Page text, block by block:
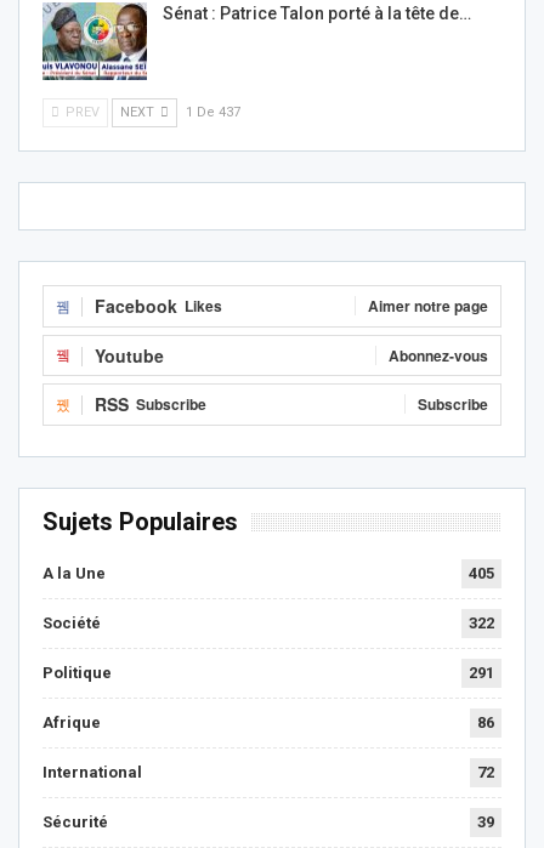
Sénat : Patrice Talon porté à la tête de…
PREV NEXT 1 De 437
Facebook Likes Aimer notre page
Youtube Abonnez-vous
RSS Subscribe Subscribe
Sujets Populaires
A la Une 405
Société 322
Politique 291
Afrique 86
International 72
Sécurité 39